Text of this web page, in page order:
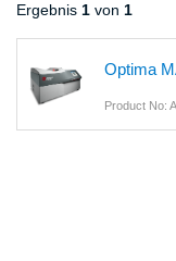
Ergebnis 1 von 1
Optima
Product No: